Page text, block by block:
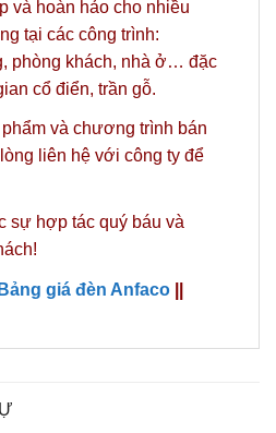
và hoàn hảo cho nhiều
tại các công trình:
phòng khách, nhà ở… đặc
cổ điển, trần gỗ.
và chương trình bán
liên hệ với công ty để
sự hợp tác quý báu và
giá đèn Anfaco